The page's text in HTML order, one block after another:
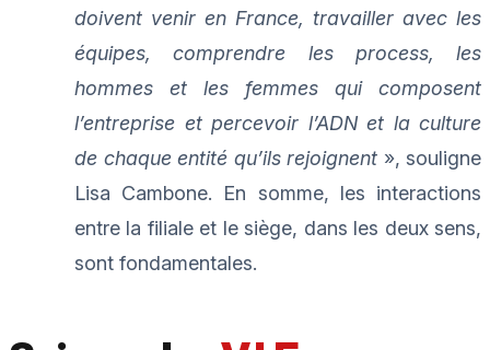
doivent venir en France, travailler avec les
équipes, comprendre les process, les
hommes et les femmes qui composent
l’entreprise et percevoir l’ADN et la culture
de chaque entité qu’ils rejoignent », souligne
Lisa Cambone. En somme, les interactions
entre la filiale et le siège, dans les deux sens,
sont fondamentales.